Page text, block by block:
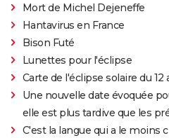
Mort de Michel Dejeneffe
Hantavirus en France
Bison Futé
Lunettes pour l'éclipse
Carte de l'éclipse solaire du 12
Une nouvelle date évoquée
elle est plus tardive que les
C'est la langue qui a le moins